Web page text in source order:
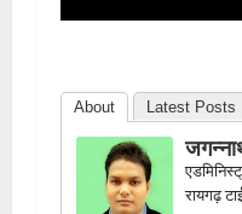
About Latest Posts
रायगढ़